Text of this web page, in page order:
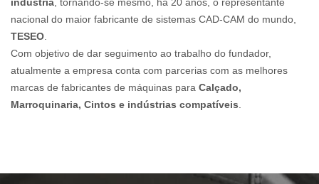
indústria, tornando-se mesmo, há 20 anos, o representante
nacional do maior fabricante de sistemas CAD-CAM do mundo,
TESEO.
Com objetivo de dar seguimento ao trabalho do fundador,
atualmente a empresa conta com parcerias com as melhores
marcas de fabricantes de máquinas para Calçado,
Marroquinaria, Cintos e indústrias compatíveis.